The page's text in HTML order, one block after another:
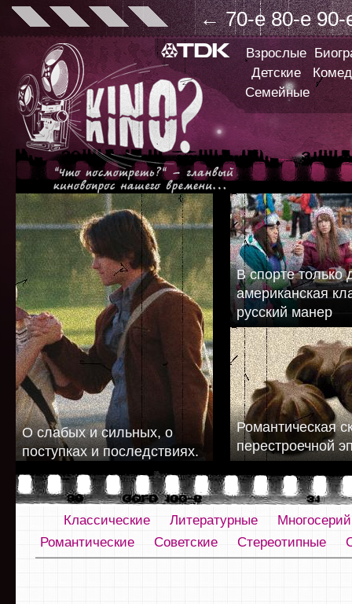
← 70-е 80-е 90-
Взрослые
Детские
Семейные
О слабых и сильных, о
поступках и последствиях.
В спорте только
американская
русский манер
Романтическая
перестроечной
Классические Литературные
Романтические
Советские Стереотипные